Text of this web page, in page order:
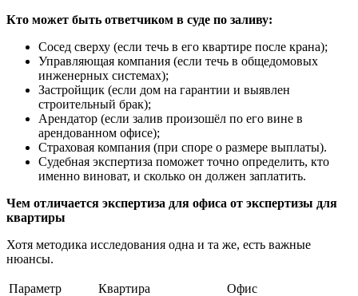
Кто может быть ответчиком в суде по заливу:
Сосед сверху (если течь в его квартире после крана);
Управляющая компания (если течь в общедомовых
инженерных системах);
Застройщик (если дом на гарантии и выявлен
строительный брак);
Арендатор (если залив произошёл по его вине в
арендованном офисе);
Страховая компания (при споре о размере выплаты).
Судебная экспертиза поможет точно определить, кто
именно виноват, и сколько он должен заплатить.
Чем отличается экспертиза для офиса от экспертизы для
квартиры
Хотя методика исследования одна и та же, есть важные
нюансы.
Параметр Квартира
Офис